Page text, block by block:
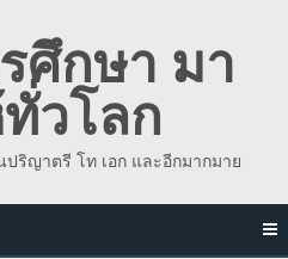
ศึกษา มา
วโลก
ริญาตรี โท เอก และอีกมากมาย